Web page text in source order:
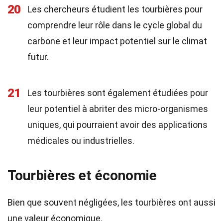
20
Les chercheurs étudient les tourbières pour
comprendre leur rôle dans le cycle global du
carbone et leur impact potentiel sur le climat
futur.
21
Les tourbières sont également étudiées pour
leur potentiel à abriter des micro-organismes
uniques, qui pourraient avoir des applications
médicales ou industrielles.
Tourbières et économie
Bien que souvent négligées, les tourbières ont aussi
une valeur économique.